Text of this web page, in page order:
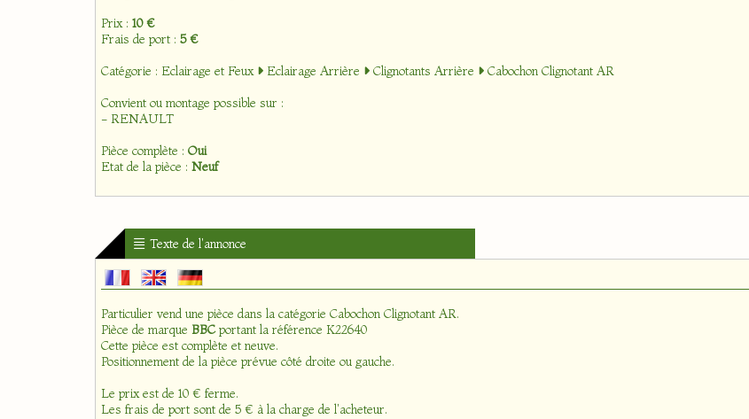
Prix : 10 €
Frais de port : 5 €
Catégorie : Eclairage et Feux Eclairage Arrière Clignotants Arrière
Cabochon Clignotant AR
Convient ou montage possible sur :
- RENAULT
Pièce complète : Oui
Etat de la pièce : Neuf
Texte de l'annonce
Particulier vend une pièce dans la catégorie Cabochon Clignotant AR.
Pièce de marque BBCportant la référence K22640
Cette pièce est complète et neuve.
Positionnement de la pièce prévue côté droite ou gauche.
Le prix est de 10 € ferme.
Les frais de port sont de 5 € à la charge de l'acheteur.